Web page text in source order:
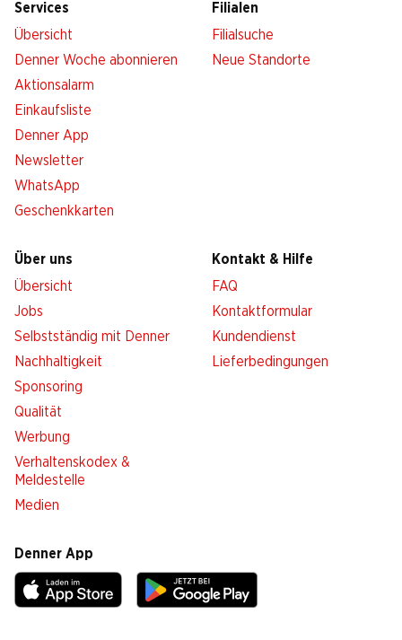
Services
Übersicht
Denner Woche abonnieren
Aktionsalarm
Einkaufsliste
Denner App
Newsletter
WhatsApp
Geschenkkarten
Filialen
Filialsuche
Neue Standorte
Über uns
Übersicht
Jobs
Selbstständig mit Denner
Nachhaltigkeit
Sponsoring
Qualität
Werbung
Verhaltenskodex &
Meldestelle
Medien
Kontakt & Hilfe
FAQ
Kontaktformular
Kundendienst
Lieferbedingungen
Denner App